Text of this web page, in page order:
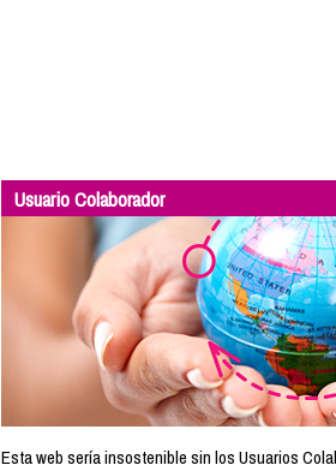
Usuario Colaborador
Esta web sería insostenible sin los Usuarios